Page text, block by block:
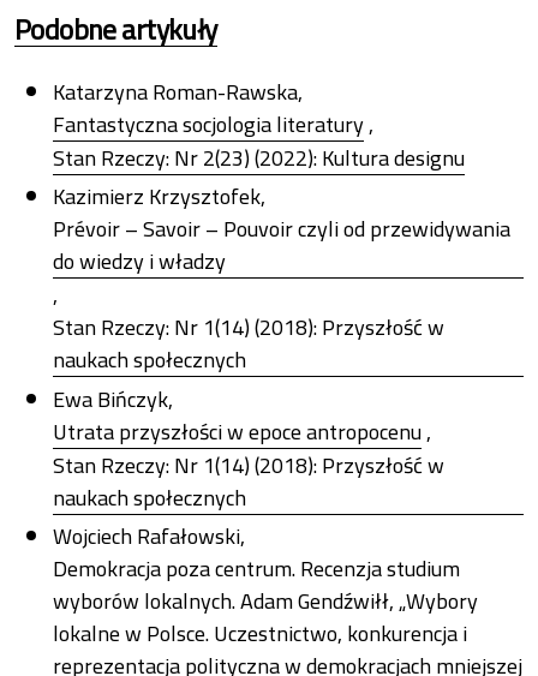
Podobne artykuły
Katarzyna Roman-Rawska,
Fantastyczna socjologia literatury,
Stan Rzeczy: Nr 2(23) (2022): Kultura designu
Kazimierz Krzysztofek,
Prévoir – Savoir – Pouvoir czyli od przewidywania
do wiedzy i władzy
,
Stan Rzeczy: Nr 1(14) (2018): Przyszłość w
naukach społecznych
Ewa Bińczyk,
Utrata przyszłości w epoce antropocenu,
Stan Rzeczy: Nr 1(14) (2018): Przyszłość w
naukach społecznych
Wojciech Rafałowski,
Demokracja poza centrum. Recenzja studium
wyborów lokalnych. Adam Gendźwiłł, „Wybory
lokalne w Polsce. Uczestnictwo, konkurencja i
reprezentacja polityczna w demokracjach mniejszej